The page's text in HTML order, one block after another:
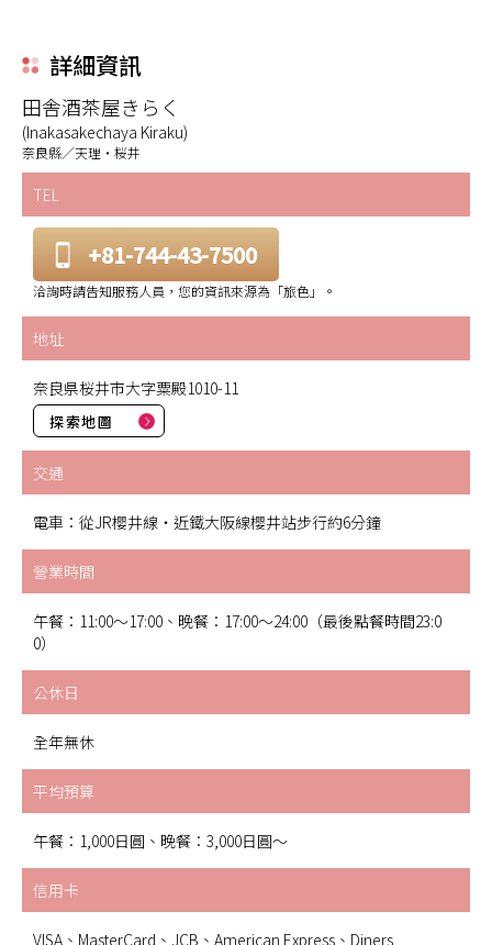
詳細資訊
田舎酒茶屋きらく
(Inakasakechaya Kiraku)
奈良縣／天理・桜井
TEL
+81-744-43-7500
洽詢時請告知服務人員，您的資訊來源為「旅色」。
地址
奈良県桜井市大字粟殿1010-11
探索地圖
交通
電車：從JR櫻井線・近鐵大阪線櫻井站步行約6分鐘
營業時間
午餐：11:00～17:00、晚餐：17:00～24:00（最後點餐時間23:0
0）
公休日
全年無休
平均預算
午餐：1,000日圓、晚餐：3,000日圓～
信用卡
VISA、MasterCard、JCB、American Express、Diners